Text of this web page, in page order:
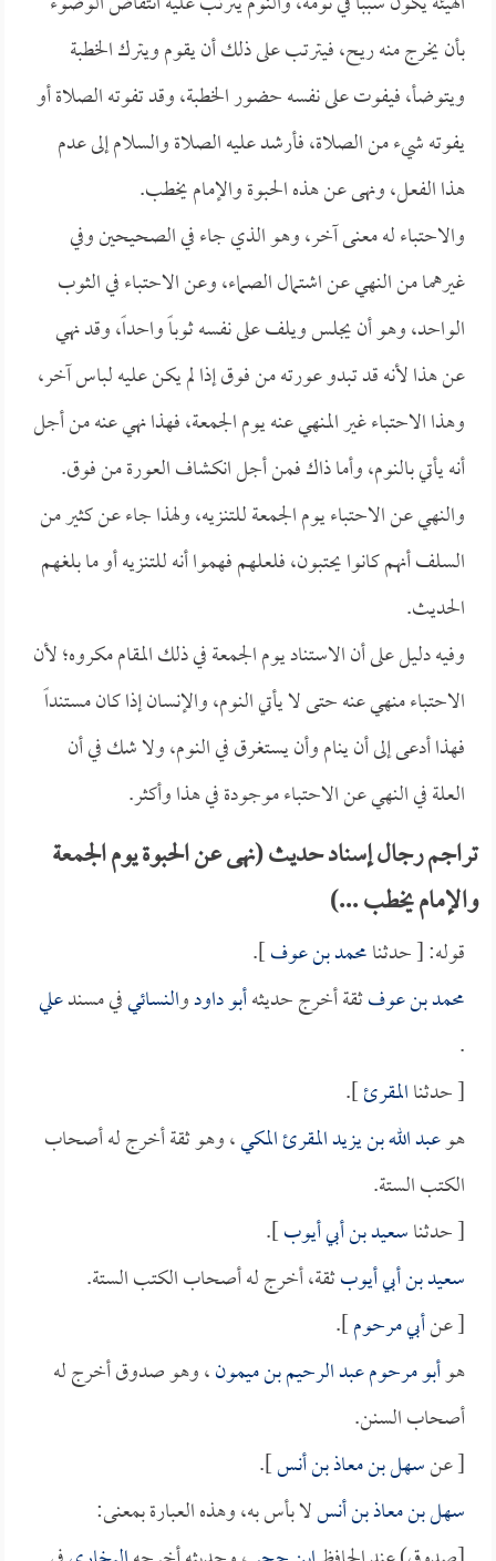
بأن يخرج منه ريح، فيترتب على ذلك أن يقوم ويترك الخطبة
ويتوضأ، فيفوت على نفسه حضور الخطبة، وقد تفوته الصلاة أو
يفوته شيء من الصلاة، فأرشد عليه الصلاة والسلام إلى عدم
هذا الفعل، ونهى عن هذه الحبوة والإمام يخطب.
والاحتباء له معنى آخر، وهو الذي جاء في الصحيحين وفي
غيرهما من النهي عن اشتمال الصماء، وعن الاحتباء في الثوب
الواحد، وهو أن يجلس ويلف على نفسه ثوباً واحداً، وقد نهي
عن هذا لأنه قد تبدو عورته من فوق إذا لم يكن عليه لباس آخر،
وهذا الاحتباء غير المنهي عنه يوم الجمعة، فهذا نهي عنه من أجل
أنه يأتي بالنوم، وأما ذاك فمن أجل انكشاف العورة من فوق.
والنهي عن الاحتباء يوم الجمعة للتنزيه، ولهذا جاء عن كثير من
السلف أنهم كانوا يحتبون، فلعلهم فهموا أنه للتنزيه أو ما بلغهم
الحديث.
وفيه دليل على أن الاستناد يوم الجمعة في ذلك المقام مكروه؛ لأن
الاحتباء منهي عنه حتى لا يأتي النوم، والإنسان إذا كان مستنداً
فهذا أدعى إلى أن ينام وأن يستغرق في النوم، ولا شك في أن
العلة في النهي عن الاحتباء موجودة في هذا وأكثر.
تراجم رجال إسناد حديث (نهى عن الحبوة يوم الجمعة
والإمام يخطب ...)
قوله: [ حدثنامحمد بن عوف].
محمد بن عوفثقة أخرج حديثهأبو داودوالنسائيفي مسندعلي
.
[ حدثناالمقرئ].
هوعبد الله بن يزيد المقرئ المكي، وهو ثقة أخرج له أصحاب
الكتب الستة.
[ حدثناسعيد بن أبي أيوب].
سعيد بن أبي أيوبثقة، أخرج له أصحاب الكتب الستة.
[ عنأبي مرحوم].
هوأبو مرحوم عبد الرحيم بن ميمون، وهو صدوق أخرج له
أصحاب السنن.
[ عنسهل بن معاذ بن أنس].
سهل بن معاذ بن أنسلا بأس به، وهذه العبارة بمعنى: